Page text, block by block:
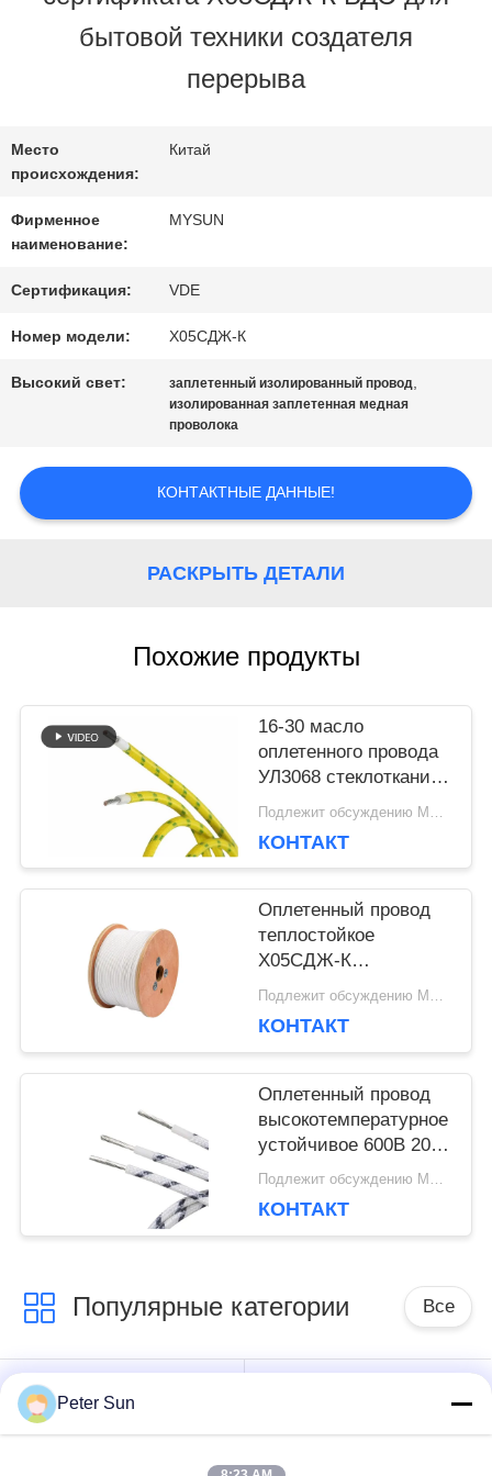
ПРОВЕРКА
СВЯЖИТЕСЬ
МЫ
СПРОСИТЕ
ЦИТАТУ
САЙТА
бытовой техники создателя
перерыва
Место
происхождения:
Китай
Фирменное
наименование:
MYSUN
Сертификация: VDE
Номер модели: Х05СДЖ-К
Высокий свет: заплетенный изолированный провод,
изолированная заплетенная медная
проволока
КОНТАКТНЫЕ ДАННЫЕ!
РАСКРЫТЬ ДЕТАЛИ
Похожие продукты
16-30 масло
оплетенного провода
УЛ3068 стеклоткани
Авг
аттестованное УЛ
Подлежит обсуждению MOQ:5000 шт
КОНТАКТ
Оплетенный провод
теплостойкое
Х05СДЖ-К
стеклоткани изоляции
аттестованное ВДЭ
Подлежит обсуждению MOQ:5000 шт
КОНТАКТ
Оплетенный провод
высокотемпературное
устойчивое 600В 200К
УЛ3071 стеклоткани Подлежит обсуждению MOQ:5000 шт
КОНТАКТ
Популярные категории Все
Гибкий
изолированный
провод
провод силикона
Peter Sun